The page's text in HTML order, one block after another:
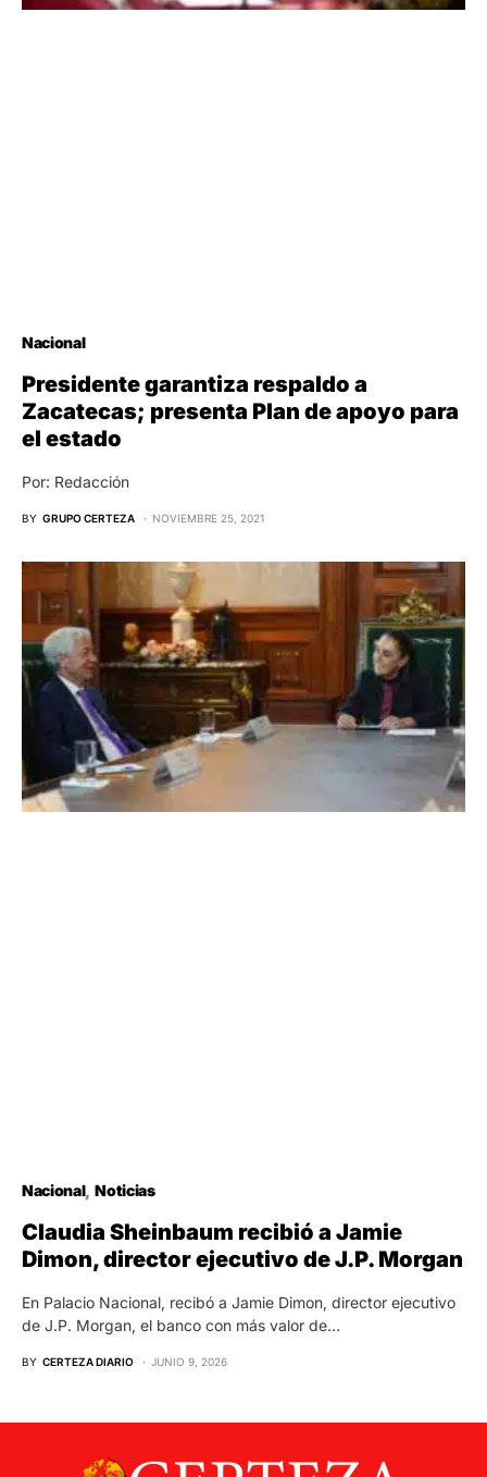
Nacional
Presidente garantiza respaldo a
Zacatecas; presenta Plan de apoyo para
el estado
Por: Redacción
BY GRUPO CERTEZA NOVIEMBRE 25, 2021
Nacional Noticias
Claudia Sheinbaum recibió a Jamie
Dimon, director ejecutivo de J.P. Morgan
En Palacio Nacional, recibó a Jamie Dimon, director ejecutivo
de J.P. Morgan, el banco con más valor de…
BY CERTEZA DIARIO JUNIO 9, 2026